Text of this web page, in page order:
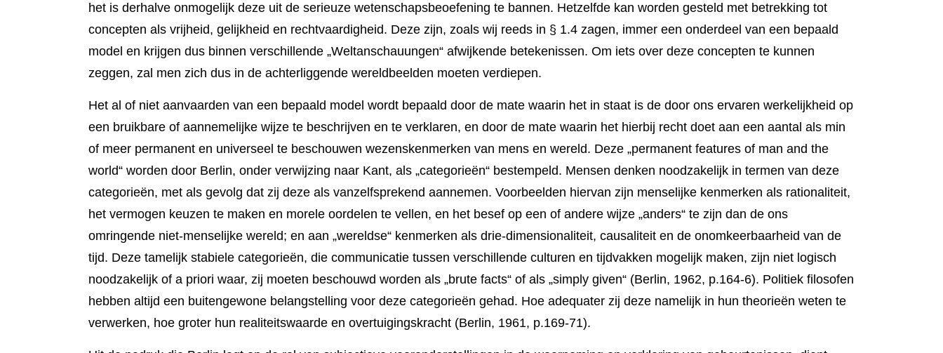
het is derhalve onmogelijk deze uit de serieuze wetenschaps­beoefe­ning te bannen. Hetzelfde kan worden gesteld met betrekking tot
concepten als vrijheid, gelijkheid en recht­vaar­digheid. Deze zijn, zoals wij reeds in § 1.4 zagen, immer een onder­deel van een bepaald
model en krijgen dus binnen verschil­lende „Weltan­schauun­gen“ afwijkende betekenis­sen. Om iets over deze concepten te kunnen
zeggen, zal men zich dus in de achterliggende wereldbeel­den moeten verdie­pen.
Het al of niet aanvaarden van een bepaald model wordt bepaald door de mate waarin het in staat is de door ons ervaren werke­lijkheid op
een bruikbare of aan­nemelijke wijze te beschrijven en te verklaren, en door de mate waar­in het hierbij recht doet aan een aantal als min
of meer permanent en univer­seel te be­schouwen wezens­kenmerken van mens en wereld. Deze „perma­nent fea­tures of man and the
world“ worden door Berlin, onder verwij­zing naar Kant, als „categorieën“ bestem­peld. Mensen denken nood­zakelijk in termen van deze
categorieën, met als gevolg dat zij deze als van­zelfsprekend aanne­men. Voor­beelden hiervan zijn men­selijke kenmerken als rationaliteit,
het vermo­gen keuzen te maken en morele oorde­len te vellen, en het besef op een of andere wijze „anders“ te zijn dan de ons
omringende niet-menselijke wereld; en aan „wereld­se“ ken­merken als drie-dimensionali­teit, causali­teit en de onom­keer­baar­heid van de
tijd. Deze tame­lijk stabiele catego­rieën, die communicatie tussen verschil­lende cul­turen en tijdvakken mogelijk maken, zijn niet logisch
nood­zake­lijk of a priori waar, zij moeten beschouwd worden als „brute facts“ of als „simply given“ (Berlin, 1962, p.164-6). Poli­tiek filosofen
hebben altijd een bui­tengewone belangstelling voor deze catego­rieën gehad. Hoe adequa­ter zij deze namelijk in hun theorieën weten te
ver­werken, hoe groter hun reali­teits­waarde en overtuigingskracht (Berlin, 1961, p.169-71).